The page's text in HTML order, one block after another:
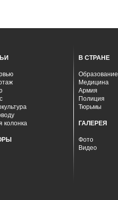
колонка
В СТРАНЕ
Образование
Медицина
Армия
Полиция
Тюрьмы
ГАЛЕРЕЯ
Фото
Видео